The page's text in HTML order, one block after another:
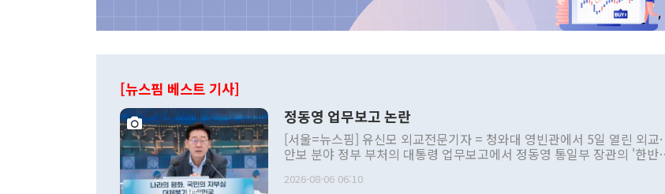
[뉴스핌 베스트 기사]
정동영 업무보고 논란
[서울=뉴스핌] 유신모 외교전문기자 = 청와대 영빈관에서 5일 열린 외교·
안보 분야 정부 부처의 대통령 업무보고에서 정동영 통일부 장관의 '한반
발언 중에는 정부 내 조율을 거치지 않은 사안을 정책으로 추진하겠다고 공
2026-08-06 06:10